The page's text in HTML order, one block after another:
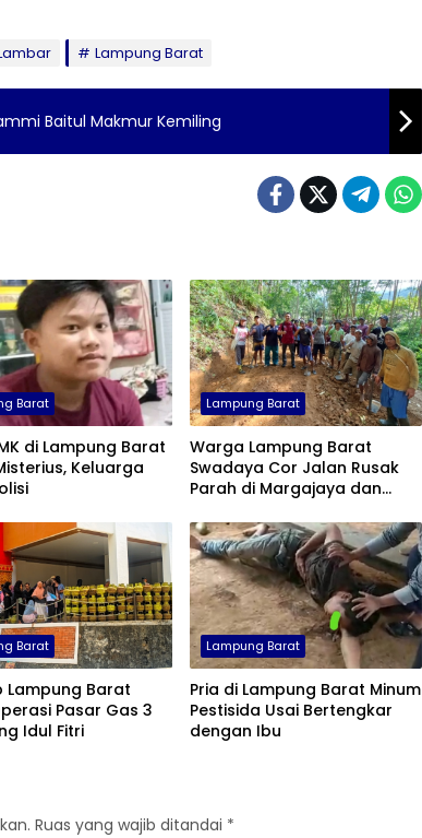
Lampung Barat
Baitul Makmur Kemiling
Barat
di Lampung Barat
Keluarga
Lampung Barat
Warga Lampung Barat
Swadaya Cor Jalan Rusak
Parah di Margajaya dan
Barat
Lampung Barat
Pasar Gas 3
Idul Fitri
Lampung Barat
Pria di Lampung Barat Minum
Pestisida Usai Bertengkar
dengan Ibu
Ruas yang wajib ditandai *